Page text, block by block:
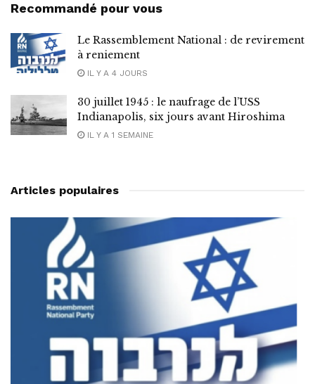
Recommandé pour vous
Le Rassemblement National : de revirement
à reniement
IL Y A 4 JOURS
30 juillet 1945 : le naufrage de l’USS
Indianapolis, six jours avant Hiroshima
IL Y A 1 SEMAINE
Articles populaires